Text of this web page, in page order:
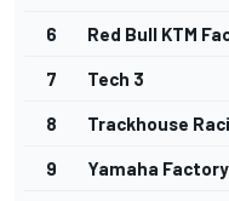
6 Red Bull KTM
7 Tech 3
8 Trackhouse
9 Yamaha